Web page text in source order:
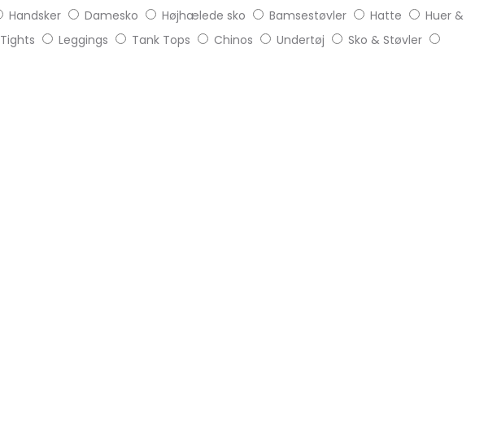
Handsker Damesko Højhælede sko Bamsestøvler Hatte
Huer &
Tights Leggings Tank Tops Chinos Undertøj
Sko & Støvler